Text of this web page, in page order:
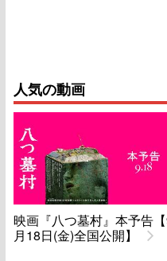
人気の動画
映画『八つ墓村』本予告
月18日(金)全国公開】